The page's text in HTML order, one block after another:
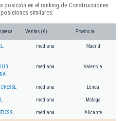
posición en el ranking de Construcciones
similares:
Ventas (€) Provincia
mediana Madrid
mediana Valencia
SL. mediana Lérida
mediana Málaga
SL. mediana Alicante